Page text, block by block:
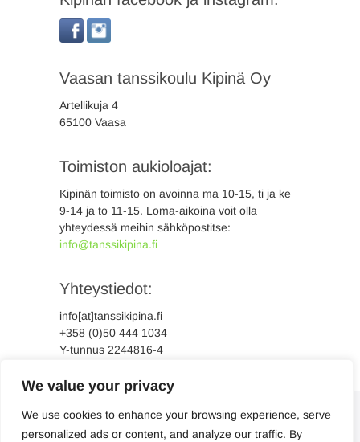
We value your privacy
We use cookies to enhance your browsing experience, serve
personalized ads or content, and analyze our traffic. By
Vaasan tanssikoulu Kipinä Oy
Artellikuja 4
65100 Vaasa
Toimiston aukioloajat:
Kipinän toimisto on avoinna ma 10-15, ti ja ke
9-14 ja to 11-15. Loma-aikoina voit olla
yhteydessä meihin sähköpostitse:
info@tanssikipina.fi
Yhteystiedot:
info[at]tanssikipina.fi
+358 (0)50 444 1034
Y-tunnus 2244816-4